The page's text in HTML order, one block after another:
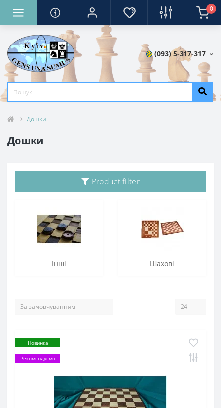
0
(093) 5-317-317
Дошки
Дошки
Product filter
Інші Шахові
Новинка
Рекомендуємо